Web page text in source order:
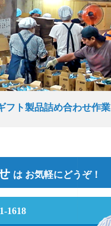
フト製品詰め合わせ作業
は お気軽にどうぞ！
1618